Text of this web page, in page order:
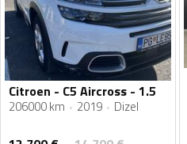
Citroen - C5 Aircross - 1.5
206000 km 2019 Dizel